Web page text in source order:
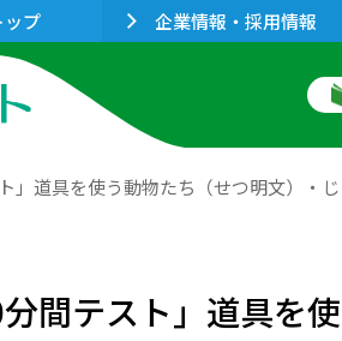
ップ 企業情報・採用情報
」道具を使う動物たち（せつ明文）・じ
間テスト」道具を